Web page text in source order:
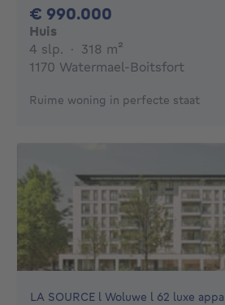
€ 990.000
Huis
4 slp. 4 slaapkamers
· 318 m²
1170 Watermael-Boitsfort
Ruime woning in perfecte staat
LA SOURCE l Woluwe l 62 luxe